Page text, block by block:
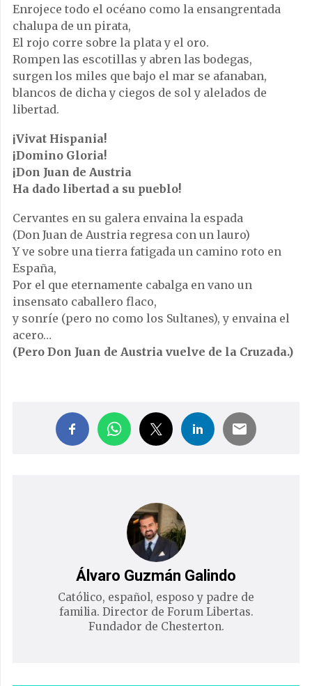
Enrojece todo el océano como la ensangrentada
chalupa de un pirata,
El rojo corre sobre la plata y el oro.
Rompen las escotillas y abren las bodegas,
surgen los miles que bajo el mar se afanaban,
blancos de dicha y ciegos de sol y alelados de
libertad.
¡Vivat Hispania!
¡Domino Gloria!
¡Don Juan de Austria
Ha dado libertad a su pueblo!
Cervantes en su galera envaina la espada
(Don Juan de Austria regresa con un lauro)
Y ve sobre una tierra fatigada un camino roto en
España,
Por el que eternamente cabalga en vano un
insensato caballero flaco,
y sonríe (pero no como los Sultanes), y envaina el
acero…
(Pero Don Juan de Austria vuelve de la Cruzada.)
Álvaro Guzmán Galindo
Católico, español, esposo y padre de
familia. Director de Forum Libertas.
Fundador de Chesterton.